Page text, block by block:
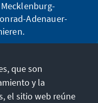
Adenauer-
que son
y la
el sitio web reúne